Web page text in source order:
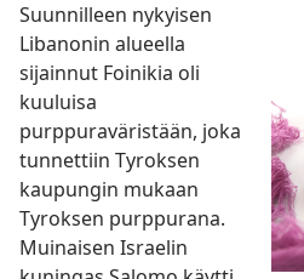
Suunnilleen nykyisen
Libanonin alueella
sijainnut Foinikia oli
kuuluisa
purppuraväristään, joka
tunnettiin Tyroksen
kaupungin mukaan
Tyroksen purppurana.
Muinaisen Israelin